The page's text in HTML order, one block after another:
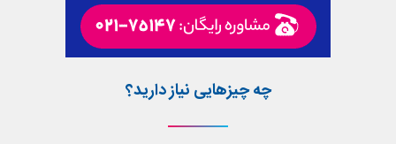
چه چیزهایی نیاز دارید؟